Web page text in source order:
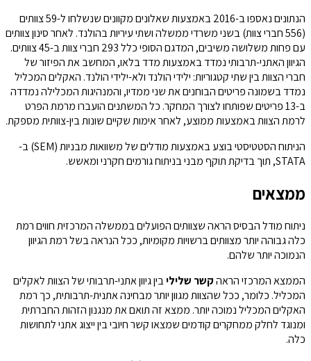
הנתונים נאספו ב-2016 באמצעות שאלונים מקוונים שנשלחו ל-59 צוותים
(556 חברי צוות) בשני משרדי ממשלה ושתי עיריות בהולנד. לאחר סינון צוותים
עם פחות משלושה משיבים, המדגם הסופי כלל 293 חברי צוות ב-45 צוותים.
הגיוון האתני-תרבותי נמדד באמצעות מדד בלאו, המחשב את הפיזור של
חברי הצוות בין שתי קטגוריות: ילידי הולנד ולא-ילידי הולנד. האקלים המכליל
נמדד בשמונה פריטים הבוחנים את שני ממדיו, והמנהיגות המכלילה נמדדה
ב-13 פריטים שפותחו לצורך המחקר. כל המשתנים הועברו מרמת הפרט
לרמת הצוות באמצעות ממוצע, לאחר אימות שקיים שונות בין-צוותית מספקת.
הניתוח הסטטיסטי בוצע באמצעות מודלים של משוואות מבניות (SEM) ב-
STATA, תוך בדיקת תוקף מבני בניתוח גורמים חקרני ומאשש.
ממצאים
ניתוח מודל הבסיס הראה שצוותים הפועלים בממשלה המרכזית חווים רמת
כלה גבוהה יותר מצוותים ברשויות מקומיות, ככל הנראה בשל רמת הגיוון
הנמוכה יותר שלהם.
הממצא המרכזי הראהקשר שליליבין גיוון אתני-תרבותי של הצוות לאקלים
המכליל. כלומר, ככל שהצוות מגוון יותר מבחינה אתנית-תרבותית, כך רמת
האקלים המכליל נמוכה יותר. ממצא זה תואם את מנגנון הזהות החברתית
ומנוגד לחלק ממחקרים קודמים שמצאו קשר חיובי בין ייצוג אתני לתחושות
כלה.